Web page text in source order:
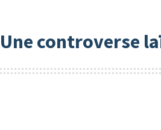
controverse